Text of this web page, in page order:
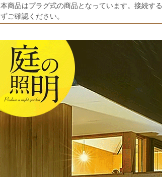
本商品はプラグ式の商品となっています。接続す
ずご確認ください。